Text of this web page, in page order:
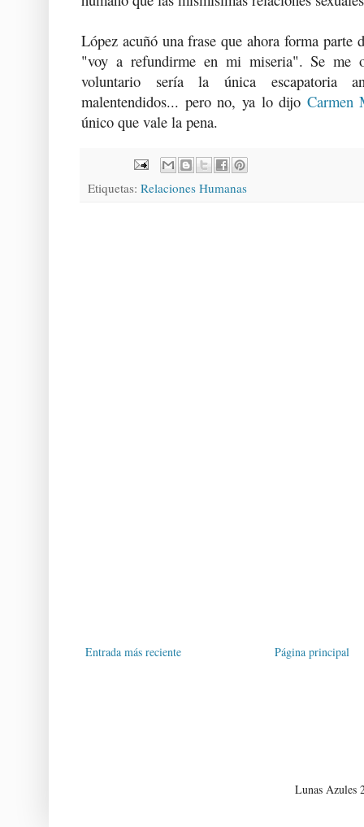
López acuñó una frase que ahora forma parte
"voy a refundirme en mi miseria". Se me
voluntario sería la única escapatoria
malentendidos... pero no, ya lo dijo Carmen
único que vale la pena.
Etiquetas: Relaciones Humanas
Entrada más reciente Página principal
Lunas Azules